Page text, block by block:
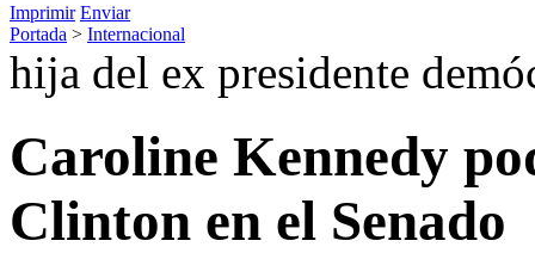
Imprimir Enviar
Portada > Internacional
hija del ex presidente
Caroline Kennedy
Clinton en el Senado